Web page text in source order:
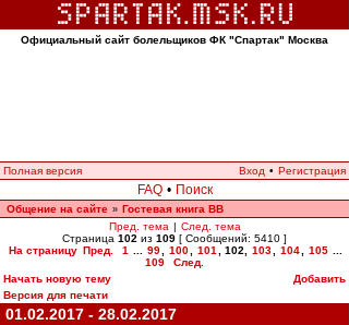
Официальный сайт болельщиков ФК "Спартак" Москва
Полная версия Вход • Регистрация
FAQ • Поиск
Общение на сайте » Гостевая книга ВВ
Пред. тема | След. тема
Страница 102 из 109 [ Сообщений: 5410 ]
На страницу Пред. 1 99 100 101 102 103 104 105
109
След.
Начать новую тему
Добавить
Версия для печати
01.02.2017 - 28.02.2017